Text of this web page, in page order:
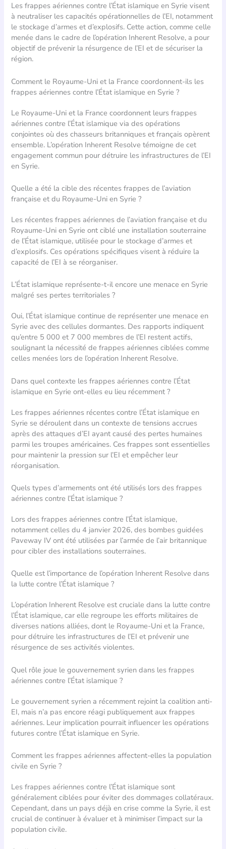
Les frappes aériennes contre l’État islamique en Syrie visent
à neutraliser les capacités opérationnelles de l’EI, notamment
le stockage d’armes et d’explosifs. Cette action, comme celle
menée dans le cadre de l’opération Inherent Resolve, a pour
objectif de prévenir la résurgence de l’EI et de sécuriser la
région.
Comment le Royaume-Uni et la France coordonnent-ils les
frappes aériennes contre l’État islamique en Syrie ?
Le Royaume-Uni et la France coordonnent leurs frappes
aériennes contre l’État islamique via des opérations
conjointes où des chasseurs britanniques et français opèrent
ensemble. L’opération Inherent Resolve témoigne de cet
engagement commun pour détruire les infrastructures de l’EI
en Syrie.
Quelle a été la cible des récentes frappes de l’aviation
française et du Royaume-Uni en Syrie ?
Les récentes frappes aériennes de l’aviation française et du
Royaume-Uni en Syrie ont ciblé une installation souterraine
de l’État islamique, utilisée pour le stockage d’armes et
d’explosifs. Ces opérations spécifiques visent à réduire la
capacité de l’EI à se réorganiser.
L’État islamique représente-t-il encore une menace en Syrie
malgré ses pertes territoriales ?
Oui, l’État islamique continue de représenter une menace en
Syrie avec des cellules dormantes. Des rapports indiquent
qu’entre 5 000 et 7 000 membres de l’EI restent actifs,
soulignant la nécessité de frappes aériennes ciblées comme
celles menées lors de l’opération Inherent Resolve.
Dans quel contexte les frappes aériennes contre l’État
islamique en Syrie ont-elles eu lieu récemment ?
Les frappes aériennes récentes contre l’État islamique en
Syrie se déroulent dans un contexte de tensions accrues
après des attaques d’EI ayant causé des pertes humaines
parmi les troupes américaines. Ces frappes sont essentielles
pour maintenir la pression sur l’EI et empêcher leur
réorganisation.
Quels types d’armements ont été utilisés lors des frappes
aériennes contre l’État islamique ?
Lors des frappes aériennes contre l’État islamique,
notamment celles du 4 janvier 2026, des bombes guidées
Paveway IV ont été utilisées par l’armée de l’air britannique
pour cibler des installations souterraines.
Quelle est l’importance de l’opération Inherent Resolve dans
la lutte contre l’État islamique ?
L’opération Inherent Resolve est cruciale dans la lutte contre
l’État islamique, car elle regroupe les efforts militaires de
diverses nations alliées, dont le Royaume-Uni et la France,
pour détruire les infrastructures de l’EI et prévenir une
résurgence de ses activités violentes.
Quel rôle joue le gouvernement syrien dans les frappes
aériennes contre l’État islamique ?
Le gouvernement syrien a récemment rejoint la coalition anti-
EI, mais n’a pas encore réagi publiquement aux frappes
aériennes. Leur implication pourrait influencer les opérations
futures contre l’État islamique en Syrie.
Comment les frappes aériennes affectent-elles la population
civile en Syrie ?
Les frappes aériennes contre l’État islamique sont
généralement ciblées pour éviter des dommages collatéraux.
Cependant, dans un pays déjà en crise comme la Syrie, il est
crucial de continuer à évaluer et à minimiser l’impact sur la
population civile.